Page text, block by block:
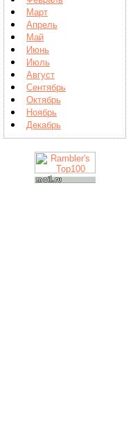
Март
Апрель
Май
Июнь
Июль
Август
Сентябрь
Октябрь
Ноябрь
Декабрь